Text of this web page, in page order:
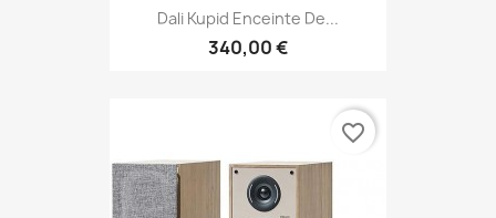
Dali Kupid Enceinte De...
340,00 €
favorite_border